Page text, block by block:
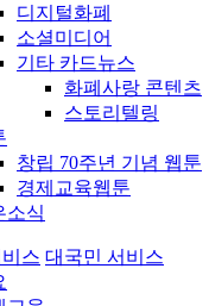
디지털화폐
소셜미디어
기타 카드뉴스
화폐사랑 콘텐츠
스토리텔링
창립 70주년 기념 웹툰
경제교육웹툰
소식
스 대국민 서비스